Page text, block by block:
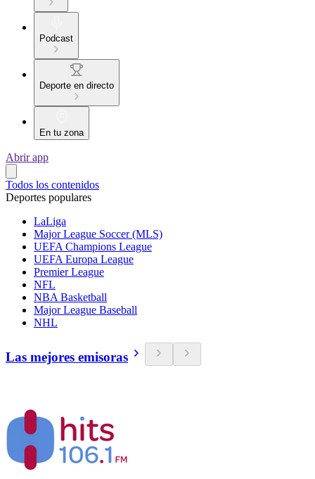
Podcast
Deporte en directo
En tu zona
Abrir app
Todos los contenidos
Deportes populares
LaLiga
Major League Soccer (MLS)
UEFA Champions League
UEFA Europa League
Premier League
NFL
NBA Basketball
Major League Baseball
NHL
Las mejores emisoras